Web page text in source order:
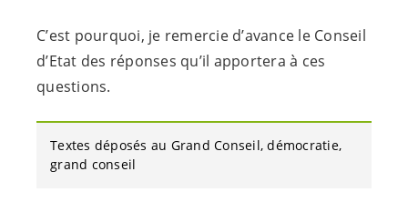
C’est pourquoi, je remercie d’avance le Conseil
d’Etat des réponses qu’il apportera à ces
questions.
Textes déposés au Grand Conseil démocratie
grand conseil